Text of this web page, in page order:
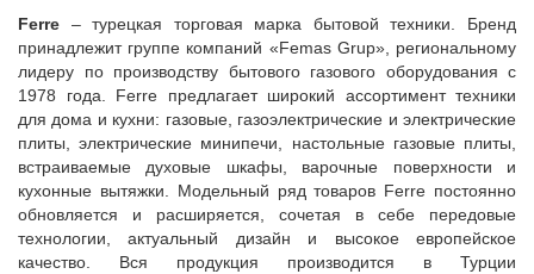
Ferre – турецкая торговая марка бытовой техники. Бренд
принадлежит группе компаний «Femas Grup», региональному
лидеру по производству бытового газового оборудования с
1978 года. Ferre предлагает широкий ассортимент техники
для дома и кухни: газовые, газоэлектрические и электрические
плиты, электрические минипечи, настольные газовые плиты,
встраиваемые духовые шкафы, варочные поверхности и
кухонные вытяжки. Модельный ряд товаров Ferre постоянно
обновляется и расширяется, сочетая в себе передовые
технологии, актуальный дизайн и высокое европейское
качество. Вся продукция производится в Турции